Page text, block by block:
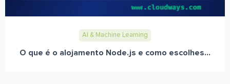
AI & Machine Learning
O que é o alojamento Node.js e como escolhes...